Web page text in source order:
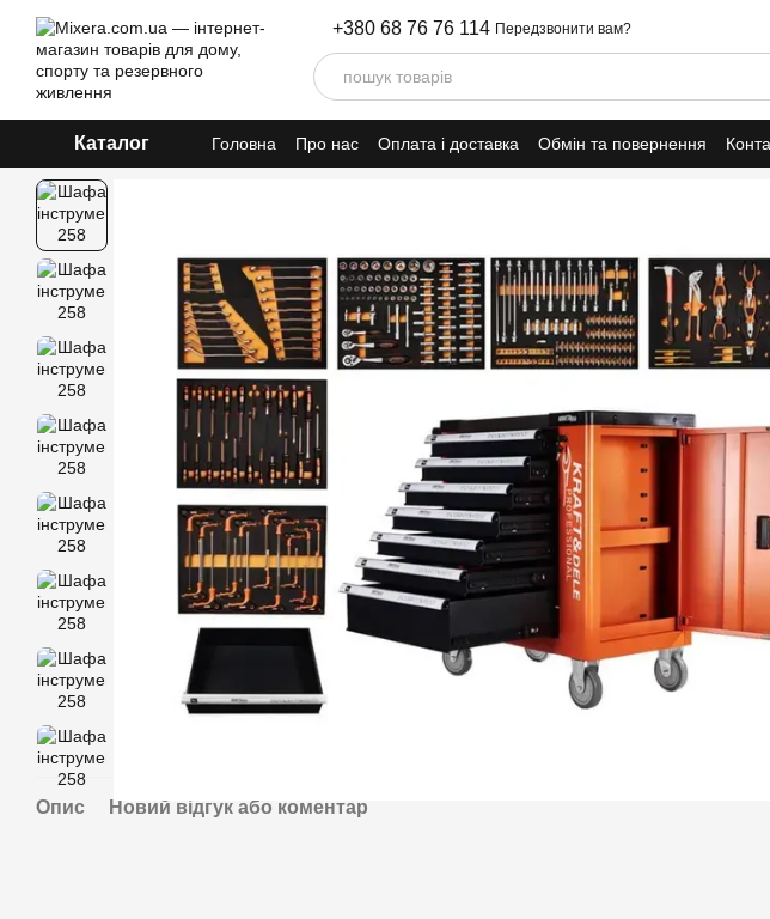
Перейти до основного контенту +380 68 76 76 114 Передзвонити вам?
Каталог Головна Про нас Оплата і доставка Обмін та повернення
Опис Новий відгук або коментар